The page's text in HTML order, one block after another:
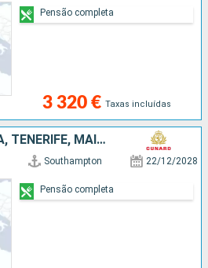
3 320 € Taxas incluídas
Pensão completa
LANZAROTE, ESPANHA, TENERIFE, MAIORCA, PORTUGAL, REINO UNIDO
Southampton 22/12/2028
Pensão completa